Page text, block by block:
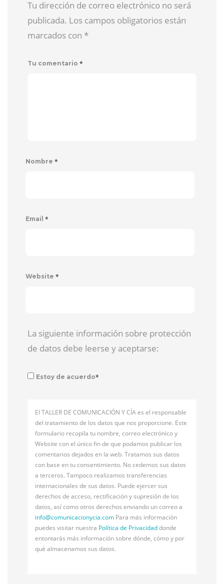
Tu dirección de correo electrónico no será
publicada. Los campos obligatorios están
marcados con *
Tu comentario *
Nombre *
Email *
Website *
La siguiente información sobre protección
de datos debe leerse y aceptarse:
Estoy de acuerdo*
El TALLER DE COMUNICACIÓN Y CÍA es el responsable
del tratamiento de los datos que nos proporcione. Este
formulario recopila tu nombre, correo electrónico y
Website con el único fin de que podamos publicar los
comentarios dejados en la web. Tratamos sus datos
con base en tu consentimiento. No cedemos sus datos
a terceros. Tampoco realizamos transferencias
internacionales de sus datos. Puede ejercer sus
derechos de acceso, rectificación y supresión de los
datos, así como otros derechos enviando un correo a
info@comunicacionycia.com Para más información
puedes visitar nuestra Política de Privacidaddonde
entontarás más información sobre dónde, cómo y por
qué almacenamos sus datos.